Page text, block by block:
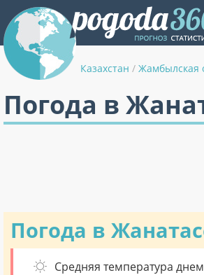
Казахстан / Жамбылская
Погода в
Погода в
Средняя температура